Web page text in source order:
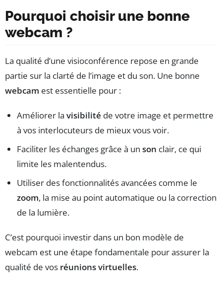
Pourquoi choisir une bonne
webcam ?
La qualité d’une visioconférence repose en grande
partie sur la clarté de l’image et du son. Une bonne
webcam est essentielle pour :
Améliorer la visibilité de votre image et permettre
à vos interlocuteurs de mieux vous voir.
Faciliter les échanges grâce à un son clair, ce qui
limite les malentendus.
Utiliser des fonctionnalités avancées comme le
zoom, la mise au point automatique ou la correction
de la lumière.
C’est pourquoi investir dans un bon modèle de
webcam est une étape fondamentale pour assurer la
qualité de vos réunions virtuelles.